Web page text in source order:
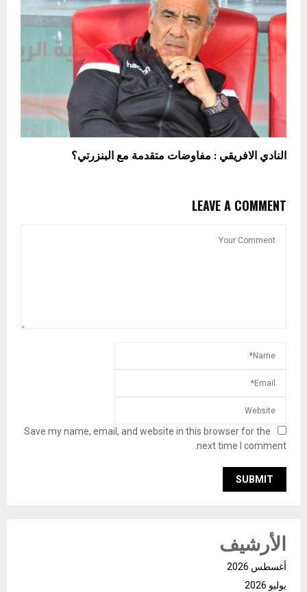
النادي الافريقي : مفاوضات متقدمة مع البنزرتي؟
LEAVE A COMMENT
Save my name, email, and website in this browser for the
next time I comment.
الأرشيف
أغسطس 2026
يوليو 2026